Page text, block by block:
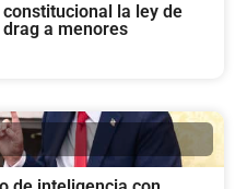
la ley de
a menores